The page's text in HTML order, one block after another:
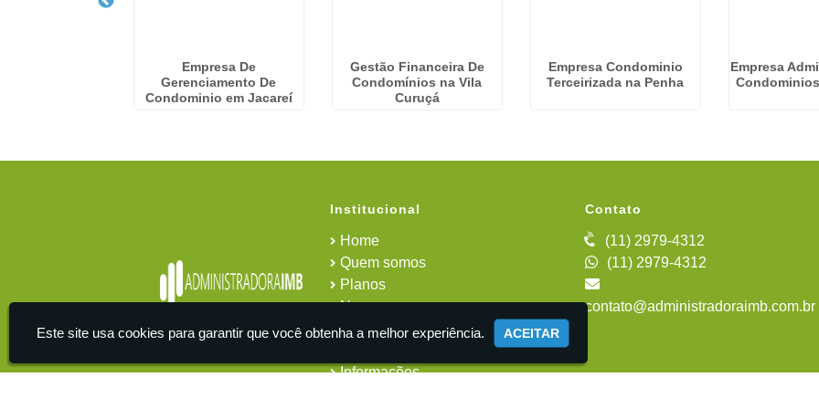
Empresa De
Gerenciamento De
Condominio em Jacareí
Gestão Financeira De
Condomínios na Vila
Curuçá
Empresa Condominio
Terceirizada na Penha
Empresa
Institucional
Home
Quem somos
Planos
News
Área do cliente
Informações
Contato
(11) 2979-4312
(11) 2979-4312
contato@administradoraimb.com.br
Este site usa cookies para garantir que você obtenha a melhor experiência.
ACEITAR